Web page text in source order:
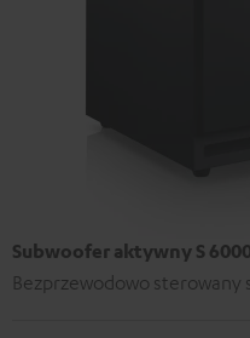
Subwoofer aktywny S
Bezprzewodowo